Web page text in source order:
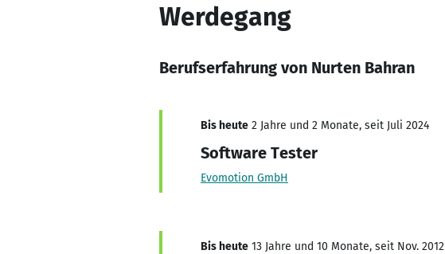
Werdegang
Berufserfahrung von Nurten Bahran
Bis heute 2 Jahre und 2 Monate, seit Juli 2024
Software Tester
Evomotion GmbH
Bis heute 13 Jahre und 10 Monate, seit Nov. 2012